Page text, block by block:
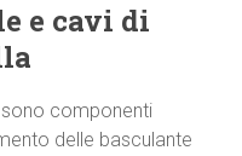
e cavi di
componenti
delle basculante